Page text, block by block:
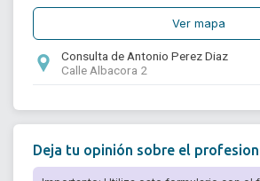
Ver mapa
Consulta de Antonio Perez Diaz
Calle Albacora 2
Deja tu opinión sobre el